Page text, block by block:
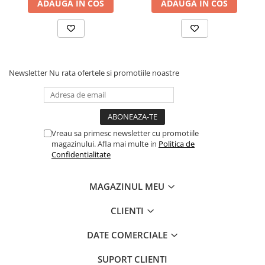
ADAUGA IN COS ADAUGA IN COS
Newsletter Nu rata ofertele si promotiile noastre
Vreau sa primesc newsletter cu promotiile
magazinului. Afla mai multe in Politica de
Confidentialitate
MAGAZINUL MEU
CLIENTI
DATE COMERCIALE
SUPORT CLIENTI